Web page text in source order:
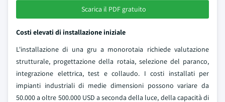
Scarica il PDF gratuito
Costi elevati di installazione iniziale
L'installazione di una gru a monorotaia richiede valutazione
strutturale, progettazione della rotaia, selezione del paranco,
integrazione elettrica, test e collaudo. I costi installati per
impianti industriali di medie dimensioni possono variare da
50.000 a oltre 500.000 USD a seconda della luce, della capacità di